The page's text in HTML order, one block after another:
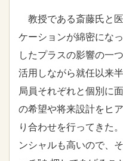
教授である斎藤氏と
ケーションが綿密にな
したプラスの影響の一
活用しながら就任以来
局員それぞれと個別に
の希望や将来設計をヒ
り合わせを行ってきた
ンシャルも高いので、